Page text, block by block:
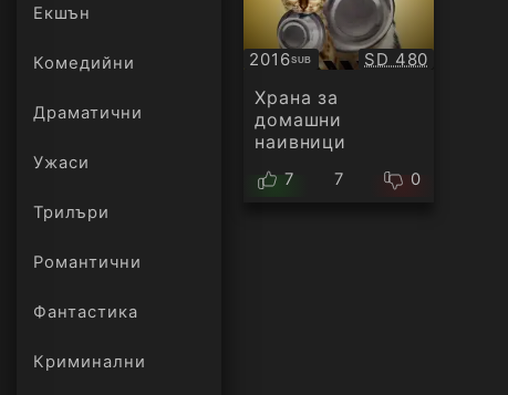
Екшън
Комедийни
Драматични
Ужаси
Трилъри
онлайн
Романтични
Фантастика
Криминални
2016SUB
Субтитри Качество:
SD 480
Храна за
домашни
наивници
7 7 0